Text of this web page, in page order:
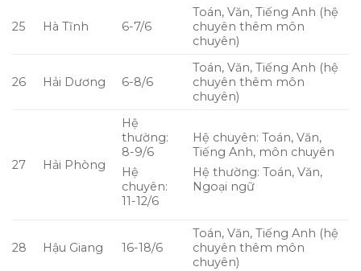
25 Hà Tĩnh 6-7/6
Toán, Văn, Tiếng Anh (hệ
chuyên thêm môn
chuyên)
26 Hải Dương 6-8/6
Toán, Văn, Tiếng Anh (hệ
chuyên thêm môn
chuyên)
27 Hải Phòng
Hệ
thường:
8-9/6
Hệ
chuyên:
11-12/6
Hệ chuyên: Toán, Văn,
Tiếng Anh, môn chuyên
Hệ thường: Toán, Văn,
Ngoại ngữ
28 Hậu Giang 16-18/6
Toán, Văn, Tiếng Anh (hệ
chuyên thêm môn
chuyên)